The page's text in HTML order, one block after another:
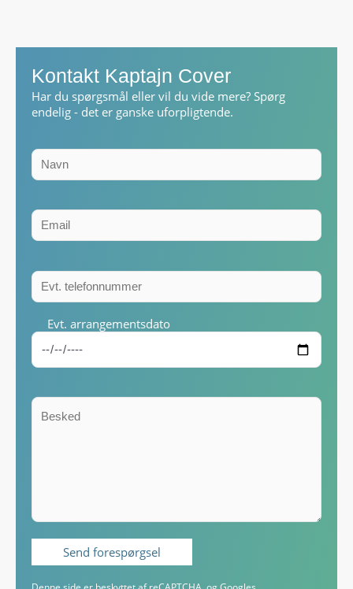
Kontakt Kaptajn Cover
Har du spørgsmål eller vil du vide mere? Spørg
endelig - det er ganske uforpligtende.
Evt. arrangementsdato